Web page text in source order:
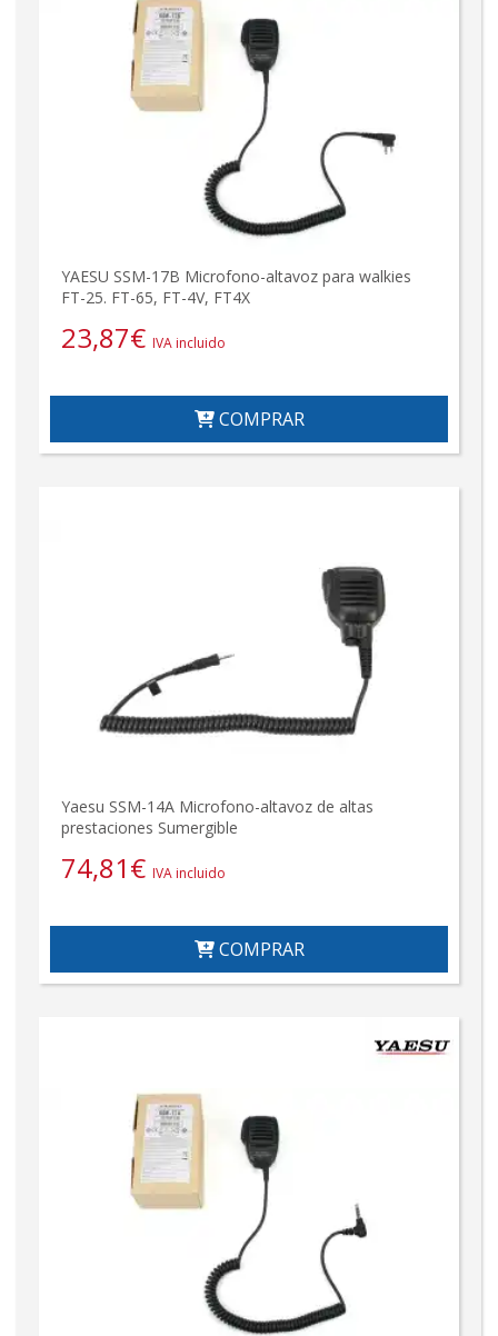
YAESU SSM-17B Microfono-altavoz para walkies
FT-25. FT-65, FT-4V, FT4X
23,87€ IVA incluido
COMPRAR
Yaesu SSM-14A Microfono-altavoz de altas
prestaciones Sumergible
74,81€ IVA incluido
COMPRAR